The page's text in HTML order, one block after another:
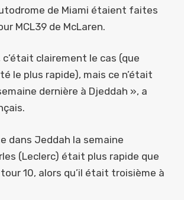
de Miami étaient faites
MCL39 de McLaren.
c’était clairement le cas (que
le plus rapide), mais ce n’était
dernière à Djeddah », a
dans Jeddah la semaine
(Leclerc) était plus rapide que
10, alors qu’il était troisième à